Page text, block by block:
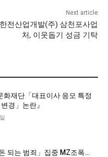
Next article
한전산업개발(주) 삼천포사업
처, 이웃돕기 성금 기탁
화재단「대표이사 응모 특정
경」논란』
되는 범죄」집중 MZ조폭…